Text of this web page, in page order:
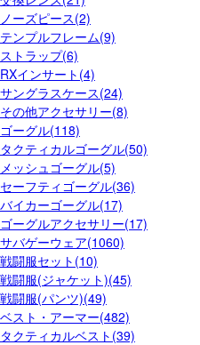
ノーズピース(2)
テンプルフレーム(9)
ストラップ(6)
RXインサート(4)
サングラスケース(24)
その他アクセサリー(8)
ゴーグル(118)
タクティカルゴーグル(50)
メッシュゴーグル(5)
セーフティゴーグル(36)
バイカーゴーグル(17)
ゴーグルアクセサリー(17)
サバゲーウェア(1060)
戦闘服セット(10)
戦闘服(ジャケット)(45)
戦闘服(パンツ)(49)
ベスト・アーマー(482)
タクティカルベスト(39)